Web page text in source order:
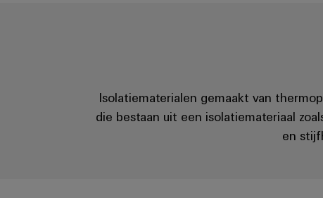
Isolatiematerialen gemaakt van
die bestaan uit een isolatiemateriaal
en